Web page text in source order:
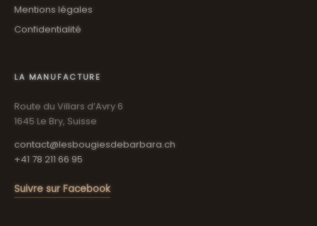
Mentions légales
Confidentialité
LA MANUFACTURE
Route du Villars d’Avry 6
1645 Le Bry, Suisse
contact@lesbougiesdebarbara.ch
+41 78 211 66 95
Suivre sur Facebook